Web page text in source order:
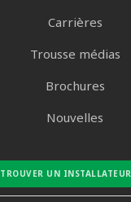
Carrières
Trousse médias
Brochures
Nouvelles
TROUVER UN INSTALLATEUR